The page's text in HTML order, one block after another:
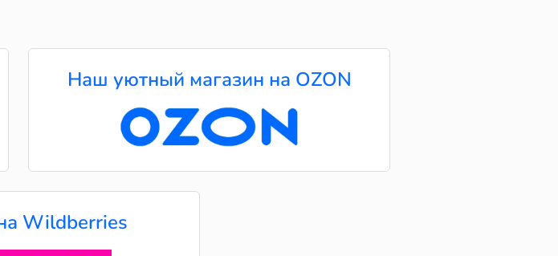
Наш уютный магазин на OZON
Wildberries